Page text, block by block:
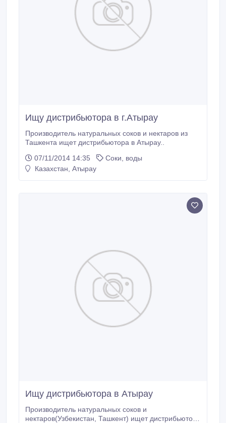
Ищу дистрибьютора в г.Атырау
Производитель натуральных соков и нектаров из
Ташкента ищет дистрибьютора в Атырау..
07/11/2014 14:35
Соки, воды
Казахстан, Атырау
Ищу дистрибьютора в Атырау
Производитель натуральных соков и
нектаров(Узбекистан, Ташкент) ищет дистрибьютора